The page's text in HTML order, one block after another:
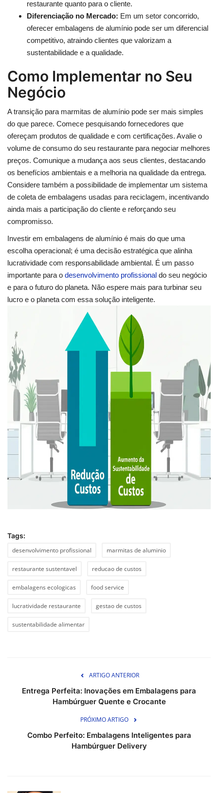
restaurante quanto para o cliente.
Diferenciação no Mercado: Em um setor concorrido,
oferecer embalagens de alumínio pode ser um diferencial
competitivo, atraindo clientes que valorizam a
sustentabilidade e a qualidade.
Como Implementar no Seu
Negócio
A transição para marmitas de alumínio pode ser mais simples
do que parece. Comece pesquisando fornecedores que
ofereçam produtos de qualidade e com certificações. Avalie o
volume de consumo do seu restaurante para negociar melhores
preços. Comunique a mudança aos seus clientes, destacando
os benefícios ambientais e a melhoria na qualidade da entrega.
Considere também a possibilidade de implementar um sistema
de coleta de embalagens usadas para reciclagem, incentivando
ainda mais a participação do cliente e reforçando seu
compromisso.
Investir em embalagens de alumínio é mais do que uma
escolha operacional; é uma decisão estratégica que alinha
lucratividade com responsabilidade ambiental. É um passo
importante para o desenvolvimento profissional do seu negócio
e para o futuro do planeta. Não espere mais para turbinar seu
lucro e o planeta com essa solução inteligente.
Tags:
desenvolvimento profissional
marmitas de aluminio
restaurante sustentavel reducao de custos
embalagens ecologicas food service
lucratividade restaurante gestao de custos
sustentabilidade alimentar
ARTIGO ANTERIOR
Entrega Perfeita: Inovações em Embalagens para
Hambúrguer Quente e Crocante
PRÓXIMO ARTIGO
Combo Perfeito: Embalagens Inteligentes para
Hambúrguer Delivery